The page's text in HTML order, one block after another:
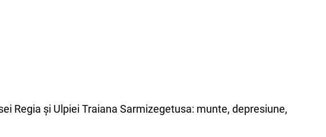
Regia și Ulpiei Traiana Sarmizegetusa: munte, depresiune,